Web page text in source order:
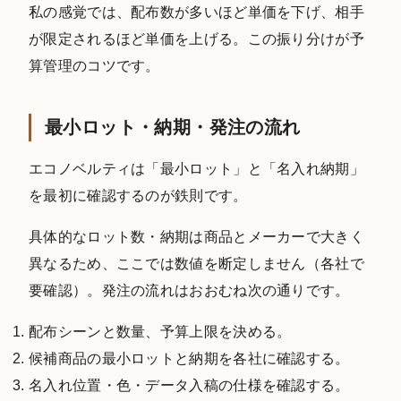
私の感覚では、配布数が多いほど単価を下げ、相手
が限定されるほど単価を上げる。この振り分けが予
算管理のコツです。
最小ロット・納期・発注の流れ
エコノベルティは「最小ロット」と「名入れ納期」
を最初に確認するのが鉄則です。
具体的なロット数・納期は商品とメーカーで大きく
異なるため、ここでは数値を断定しません（各社で
要確認）。発注の流れはおおむね次の通りです。
配布シーンと数量、予算上限を決める。
候補商品の最小ロットと納期を各社に確認する。
名入れ位置・色・データ入稿の仕様を確認する。